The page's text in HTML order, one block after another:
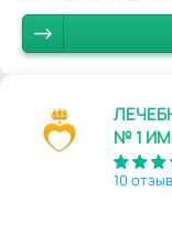
№ 1
10